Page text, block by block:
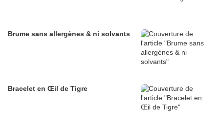
Brume sans allergènes & ni solvants
Bracelet en Œil de Tigre